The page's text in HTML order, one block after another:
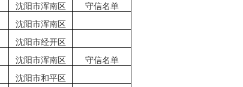
沈阳市浑南区
守信名单
沈阳市浑南区
沈阳市经开区
沈阳市浑南区
守信名单
沈阳市和平区